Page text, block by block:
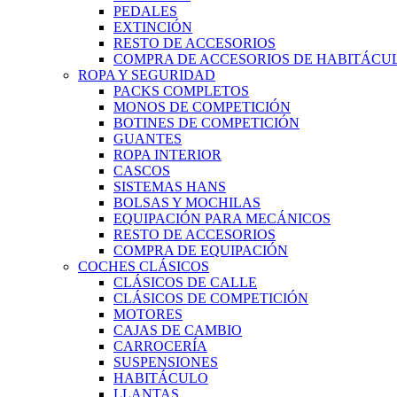
PEDALES
EXTINCIÓN
RESTO DE ACCESORIOS
COMPRA DE ACCESORIOS DE
ROPA Y SEGURIDAD
PACKS COMPLETOS
MONOS DE COMPETICIÓN
BOTINES DE COMPETICIÓN
GUANTES
ROPA INTERIOR
CASCOS
SISTEMAS HANS
BOLSAS Y MOCHILAS
EQUIPACIÓN PARA MECÁNICOS
RESTO DE ACCESORIOS
COMPRA DE EQUIPACIÓN
COCHES CLÁSICOS
CLÁSICOS DE CALLE
CLÁSICOS DE COMPETICIÓN
MOTORES
CAJAS DE CAMBIO
CARROCERÍA
SUSPENSIONES
HABITÁCULO
LLANTAS